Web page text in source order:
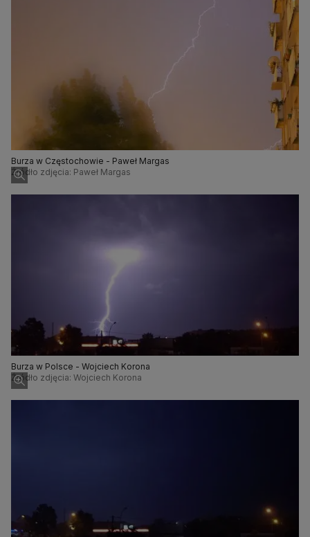
Burza w Częstochowie - Paweł Margas
Źródło zdjęcia: Paweł Margas
Burza w Polsce - Wojciech Korona
Źródło zdjęcia: Wojciech Korona